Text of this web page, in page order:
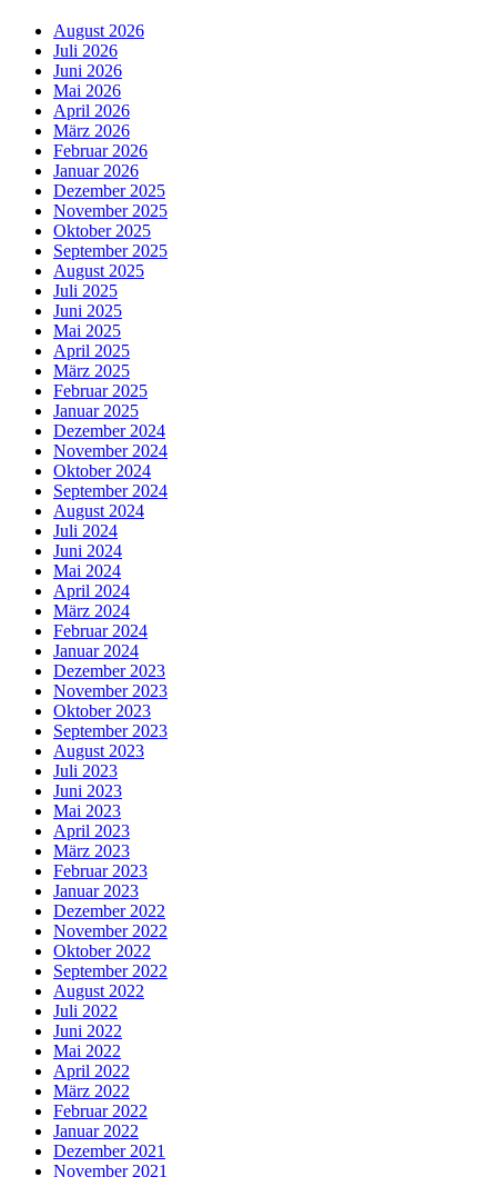
August 2026
Juli 2026
Juni 2026
Mai 2026
April 2026
März 2026
Februar 2026
Januar 2026
Dezember 2025
November 2025
Oktober 2025
September 2025
August 2025
Juli 2025
Juni 2025
Mai 2025
April 2025
März 2025
Februar 2025
Januar 2025
Dezember 2024
November 2024
Oktober 2024
September 2024
August 2024
Juli 2024
Juni 2024
Mai 2024
April 2024
März 2024
Februar 2024
Januar 2024
Dezember 2023
November 2023
Oktober 2023
September 2023
August 2023
Juli 2023
Juni 2023
Mai 2023
April 2023
März 2023
Februar 2023
Januar 2023
Dezember 2022
November 2022
Oktober 2022
September 2022
August 2022
Juli 2022
Juni 2022
Mai 2022
April 2022
März 2022
Februar 2022
Januar 2022
Dezember 2021
November 2021